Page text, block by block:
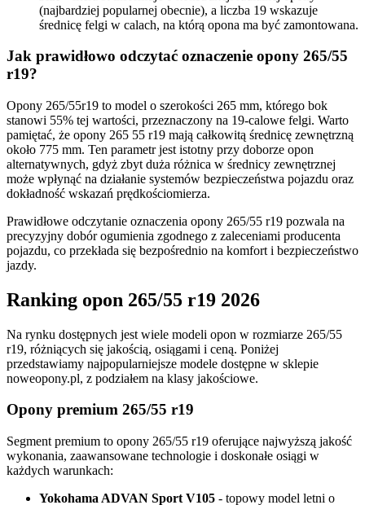
(najbardziej popularnej obecnie), a liczba 19 wskazuje
średnicę felgi w calach, na którą opona ma być zamontowana.
Jak prawidłowo odczytać oznaczenie opony 265/55
r19?
Opony 265/55r19 to model o szerokości 265 mm, którego bok
stanowi 55% tej wartości, przeznaczony na 19-calowe felgi. Warto
pamiętać, że opony 265 55 r19 mają całkowitą średnicę zewnętrzną
około 775 mm. Ten parametr jest istotny przy doborze opon
alternatywnych, gdyż zbyt duża różnica w średnicy zewnętrznej
może wpłynąć na działanie systemów bezpieczeństwa pojazdu oraz
dokładność wskazań prędkościomierza.
Prawidłowe odczytanie oznaczenia opony 265/55 r19 pozwala na
precyzyjny dobór ogumienia zgodnego z zaleceniami producenta
pojazdu, co przekłada się bezpośrednio na komfort i bezpieczeństwo
jazdy.
Ranking opon 265/55 r19 2026
Na rynku dostępnych jest wiele modeli opon w rozmiarze 265/55
r19, różniących się jakością, osiągami i ceną. Poniżej
przedstawiamy najpopularniejsze modele dostępne w sklepie
noweopony.pl, z podziałem na klasy jakościowe.
Opony premium 265/55 r19
Segment premium to opony 265/55 r19 oferujące najwyższą jakość
wykonania, zaawansowane technologie i doskonałe osiągi w
każdych warunkach:
Yokohama ADVAN Sport V105 - topowy model letni o